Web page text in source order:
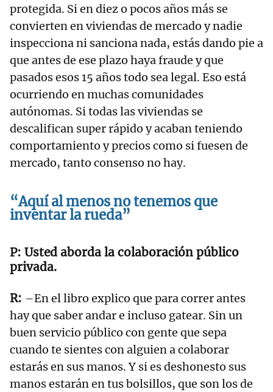
protegida. Si en diez o pocos años más se
convierten en viviendas de mercado y nadie
inspecciona ni sanciona nada, estás dando pie a
que antes de ese plazo haya fraude y que
pasados esos 15 años todo sea legal. Eso está
ocurriendo en muchas comunidades
autónomas. Si todas las viviendas se
descalifican super rápido y acaban teniendo
comportamiento y precios como si fuesen de
mercado, tanto consenso no hay.
“Aquí al menos no tenemos que
inventar la rueda”
Usted aborda la colaboración público
privada.
–En el libro explico que para correr antes
hay que saber andar e incluso gatear. Sin un
buen servicio público con gente que sepa
cuando te sientes con alguien a colaborar
estarás en sus manos. Y si es deshonesto sus
manos estarán en tus bolsillos, que son los de